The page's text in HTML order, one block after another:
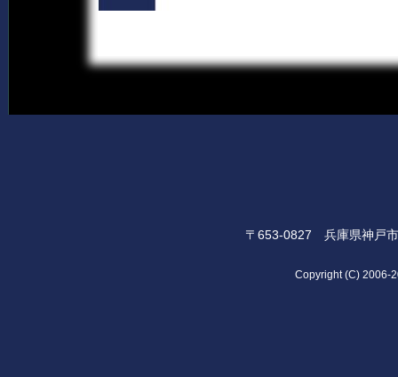
〒653-0827 兵庫県神戸
Copyright (C) 2006-